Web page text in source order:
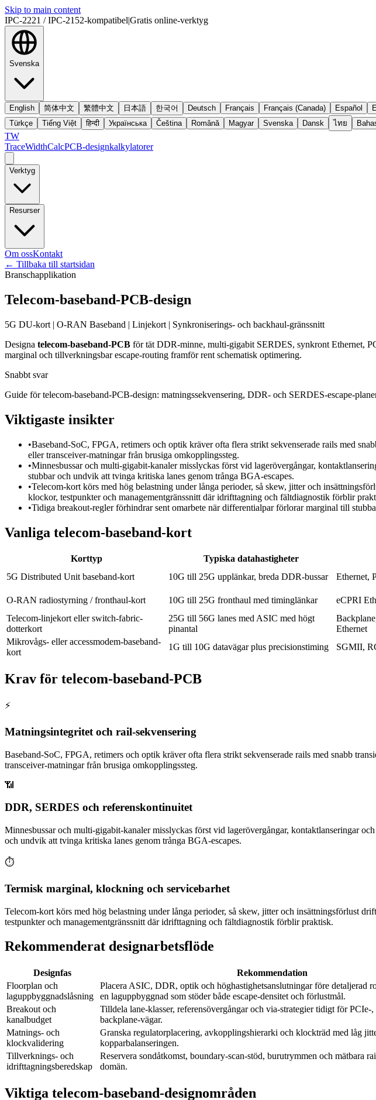
Skip to main content
IPC-2221 / IPC-2152-kompatibel|Gratis online-verktyg
Svenska
English 简体中文 繁體中文 日本語 한국어 Deutsch Français Français (Canada) Español
Türkçe
Tiếng Việt हिन्दी Українська Čeština Română Magyar Svenska Dansk ไทย
TW
TraceWidthCalcPCB-designkalkylatorer
Verktyg
Resurser
Om ossKontakt
← Tillbaka till startsidan
Branschapplikation
Telecom-baseband-PCB-design
5G DU-kort | O-RAN Baseband | Linjekort | Synkroniserings- och backhaul-gränssnitt
Designa telecom-baseband-PCB för tät DDR-minne, multi-gigabit SERDES, synkront Ethernet,
marginal och tillverkningsbar escape-routing framför rent schematisk optimering.
Snabbt svar
Guide för telecom-baseband-PCB-design: matningssekvensering, DDR- och SERDES-escape-
Viktigaste insikter
•Baseband-SoC, FPGA, retimers och optik kräver ofta flera strikt sekvenserade rails med
eller transceiver-matningar från brusiga omkopplingssteg.
•Minnesbussar och multi-gigabit-kanaler misslyckas först vid lagerövergångar,
stubbar och undvik att tvinga kritiska lanes genom trånga BGA-escapes.
•Telecom-kort körs med hög belastning under långa perioder, så skew, jitter och
klockor, testpunkter och managementgränssnitt där idrifttagning och fältdiagnostik förblir
•Tidiga breakout-regler förhindrar sent omarbete när differentialpar förlorar marginal till
Vanliga telecom-baseband-kort
Korttyp Typiska datahastigheter
5G Distributed Unit baseband-kort
10G till 25G upplänkar, breda DDR-bussar Ethernet,
O-RAN radiostyrning / fronthaul-kort
10G till 25G fronthaul med timinglänkar eCPRI
Telecom-linjekort eller switch-fabric-
dotterkort
25G till 56G lanes med ASIC med högt
pinantal
Ethernet
Mikrovågs- eller accessmodem-baseband-
kort
1G till 10G datavägar plus precisionstiming SGMII,
Krav för telecom-baseband-PCB
⚡
Matningsintegritet och rail-sekvensering
Baseband-SoC, FPGA, retimers och optik kräver ofta flera strikt sekvenserade rails med snabb
transceiver-matningar från brusiga omkopplingssteg.
📶
DDR, SERDES och referenskontinuitet
Minnesbussar och multi-gigabit-kanaler misslyckas först vid lagerövergångar, kontaktlanseringar
och undvik att tvinga kritiska lanes genom trånga BGA-escapes.
⏱️
Termisk marginal, klockning och servicebarhet
Telecom-kort körs med hög belastning under långa perioder, så skew, jitter och insättningsförlust
testpunkter och managementgränssnitt där idrifttagning och fältdiagnostik förblir praktisk.
Rekommenderat designarbetsflöde
Designfas Rekommendation
Floorplan och
laguppbyggnadslåsning
Placera ASIC, DDR, optik och höghastighetsanslutningar före detaljerad
en laguppbyggnad som stöder både escape-densitet och förlustmål.
Breakout och
kanalbudget
Tilldela lane-klasser, referensövergångar och via-strategier tidigt för PCIe-,
backplane-vägar.
Matnings- och
klockvalidering
Granska regulatorplacering, avkopplingshierarki och klockträd med låg
kopparbalanseringen.
Tillverknings- och
idrifttagningsberedskap
Reservera sondåtkomst, boundary-scan-stöd, burutrymmen och mätbara
domän.
Viktiga telecom-baseband-designområden